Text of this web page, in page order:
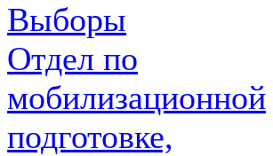
Выборы
Отдел по
мобилизационной
подготовке,